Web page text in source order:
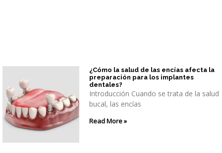
¿Cómo la salud de las encías afecta la
preparación para los implantes
dentales?
Introducción Cuando se trata de la salud
bucal, las encías
Read More »